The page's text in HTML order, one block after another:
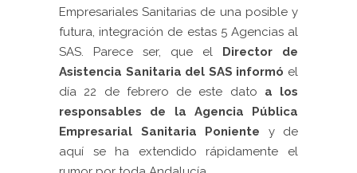
Empresariales Sanitarias de una posible y
futura, integración de estas 5 Agencias al
SAS. Parece ser, que el Director de
Asistencia Sanitaria del SAS informó el
día 22 de febrero de este dato a los
responsables de la Agencia Pública
Empresarial Sanitaria Poniente y de
aquí se ha extendido rápidamente el